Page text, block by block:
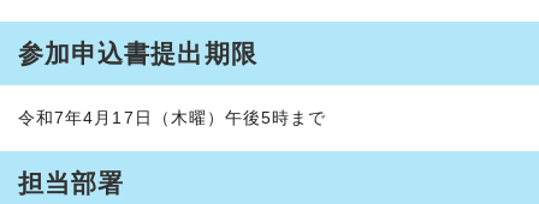
参加申込書提出期限
令和7年4月17日（木曜）午後5時まで
担当部署